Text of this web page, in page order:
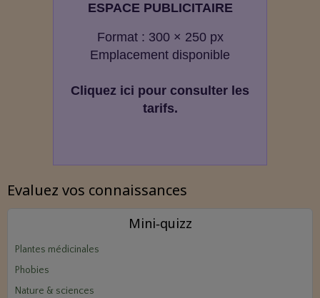
ESPACE PUBLICITAIRE
Format : 300 × 250 px
Emplacement disponible
Cliquez ici pour consulter les
tarifs.
Evaluez vos connaissances
Mini‑quizz
Plantes médicinales
Phobies
Nature & sciences